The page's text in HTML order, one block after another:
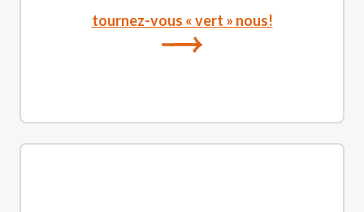
tournez-vous « vert » nous!